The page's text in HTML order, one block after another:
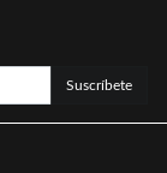
Suscríbete